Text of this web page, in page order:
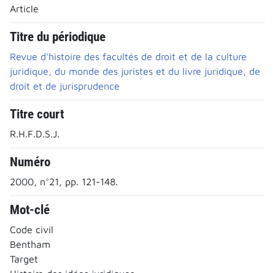
Article
Titre du périodique
Revue d'histoire des facultés de droit et de la culture
juridique, du monde des juristes et du livre juridique, de
droit et de jurisprudence
Titre court
R.H.F.D.S.J.
Numéro
2000, n°21, pp. 121-148.
Mot-clé
Code civil
Bentham
Target